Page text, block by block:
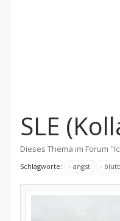
SLE
Dieses Thema im Forum "
Schlagworte: angst